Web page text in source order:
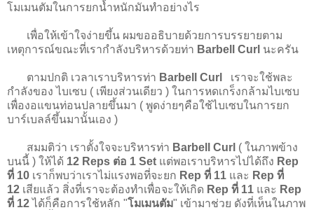
โมเมนตัมในการยกน้ำหนักมันทำอย่างไร
เพื่อให้เข้าใจง่ายขึ้น ผมขออธิบายด้วยการบรรยายตาม
เหตุการณ์ขณะที่เรากำลังบริหารด้วยท่า Barbell Curl นะครัน
ตามปกติ เวลาเราบริหารท่า Barbell Curl
เราจะใช้พละ
กำลังของ ไบเซบ ( เพียงส่วนเดียว ) ในการหดเกร็งกล้ามไบเซบ
เพื่องอแขนท่อนปลายขึ้นมา ( พูดง่ายๆคือใช้ไบเซบในการยก
บาร์เบลล์ขึ้นมานั้นเอง )
สมมติว่า เราตั้งใจจะบริหารท่า Barbell Curl ( ในภาพข้าง
บนนี้ ) ให้ได้ 12 Reps ต่อ 1 Set แต่พอเราบริหารไปได้ถึง Rep
ที่ 10 เราก็พบว่าเราไม่แรงพอที่จะยก Rep ที่ 11 และ Rep ที่
12 เสียแล้ว สิ่งที่เราจะต้องทำเพื่อจะให้เกิด Rep ที่ 11 และ Rep
ที่ 12ได้ก็คือการใช้หลัก "โมเมนตัม" เข้ามาช่วย ดังที่เห็นในภาพ